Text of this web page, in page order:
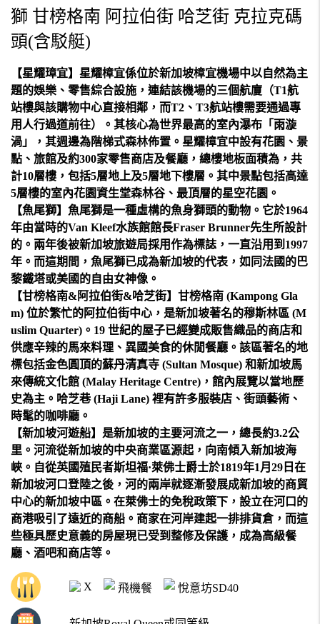
獅 甘榜格南 阿拉伯街 哈芝街 克拉克碼
頭(含駁艇)
【星耀璋宜】星耀樟宜係位於新加坡樟宜機場中以自然為主
題的娛樂、零售綜合設施，連結該機場的三個航廈（T1航
站樓與該購物中心直接相鄰，而T2、T3航站樓需要通過專
用人行過道前往）。其核心為世界最高的室內瀑布「雨漩
渦」，其週邊為階梯式森林佈置。星耀樟宜中設有花園、景
點、旅館及約300家零售商店及餐廳，總樓地板面積為，共
計10層樓，包括5層地上及5層地下樓層。其中景點包括高達
5層樓的室內花園資生堂森林谷、最頂層的星空花園。
【魚尾獅】魚尾獅是一種虛構的魚身獅頭的動物。它於1964
年由當時的Van Kleef水族館館長Fraser Brunner先生所設計
的。兩年後被新加坡旅遊局採用作為標誌，一直沿用到1997
年。而這期間，魚尾獅已成為新加坡的代表，如同法國的巴
黎鐵塔或美國的自由女神像。
【甘榜格南&阿拉伯街&哈芝街】甘榜格南 (Kampong Gla
m) 位於繁忙的阿拉伯街中心，是新加坡著名的穆斯林區 (M
uslim Quarter)。19 世紀的屋子已經變成販售織品的商店和
供應辛辣的馬來料理、異國美食的休閒餐廳。該區著名的地
標包括金色圓頂的蘇丹清真寺 (Sultan Mosque) 和新加坡馬
來傳統文化館 (Malay Heritage Centre)，館內展覽以當地歷
史為主。哈芝巷 (Haji Lane) 裡有許多服裝店、街頭藝術、
時髦的咖啡廳。
【新加坡河遊船】是新加坡的主要河流之一，總長約3.2公
里。河流從新加坡的中央商業區源起，向南傾入新加坡海
峽。自從英國殖民者斯坦福·萊佛士爵士於1819年1月29日在
新加坡河口登陸之後，河的兩岸就逐漸發展成新加坡的商貿
中心的新加坡中區。在萊佛士的免稅政策下，設立在河口的
商港吸引了遠近的商船。商家在河岸建起一排排貨倉，而這
些極具歷史意義的房屋現已受到整修及保護，成為高級餐
廳、酒吧和商店等。
X 飛機餐 悅意坊SD40